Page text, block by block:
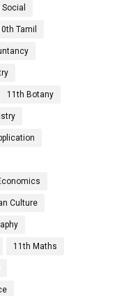
Tamil
11th Botany
Culture
11th Maths